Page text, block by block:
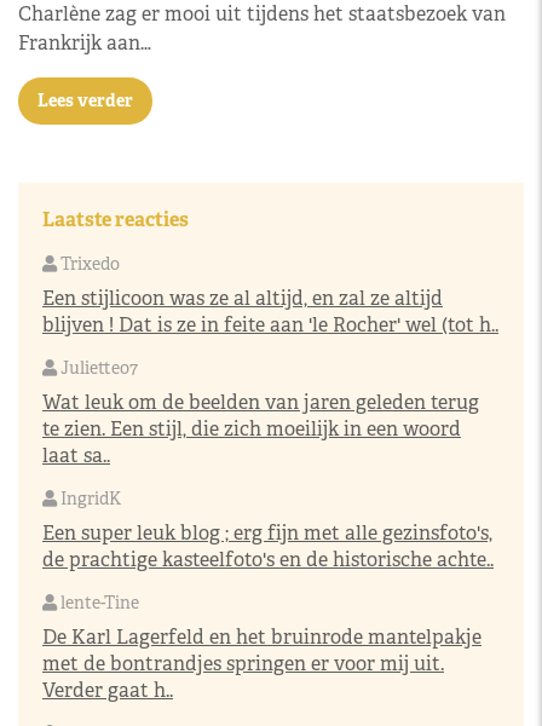
Charlène zag er mooi uit tijdens het staatsbezoek van
Frankrijk aan…
Lees verder
Laatste reacties
Trixedo
Een stijlicoon was ze al altijd, en zal ze altijd
blijven ! Dat is ze in feite aan 'le Rocher' wel (tot h..
Juliette07
Wat leuk om de beelden van jaren geleden terug
te zien. Een stijl, die zich moeilijk in een woord
laat sa..
IngridK
Een super leuk blog ; erg fijn met alle gezinsfoto's,
de prachtige kasteelfoto's en de historische achte..
lente-Tine
De Karl Lagerfeld en het bruinrode mantelpakje
met de bontrandjes springen er voor mij uit.
Verder gaat h..